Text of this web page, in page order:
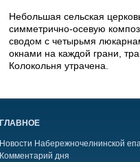
Небольшая сельская
симметрично-осевую
сводом с четырьмя
окнами на каждой грани,
Колокольня утрачена.
ГЛАВНОЕ
Новости Набережночелнинской
Комментарий дня